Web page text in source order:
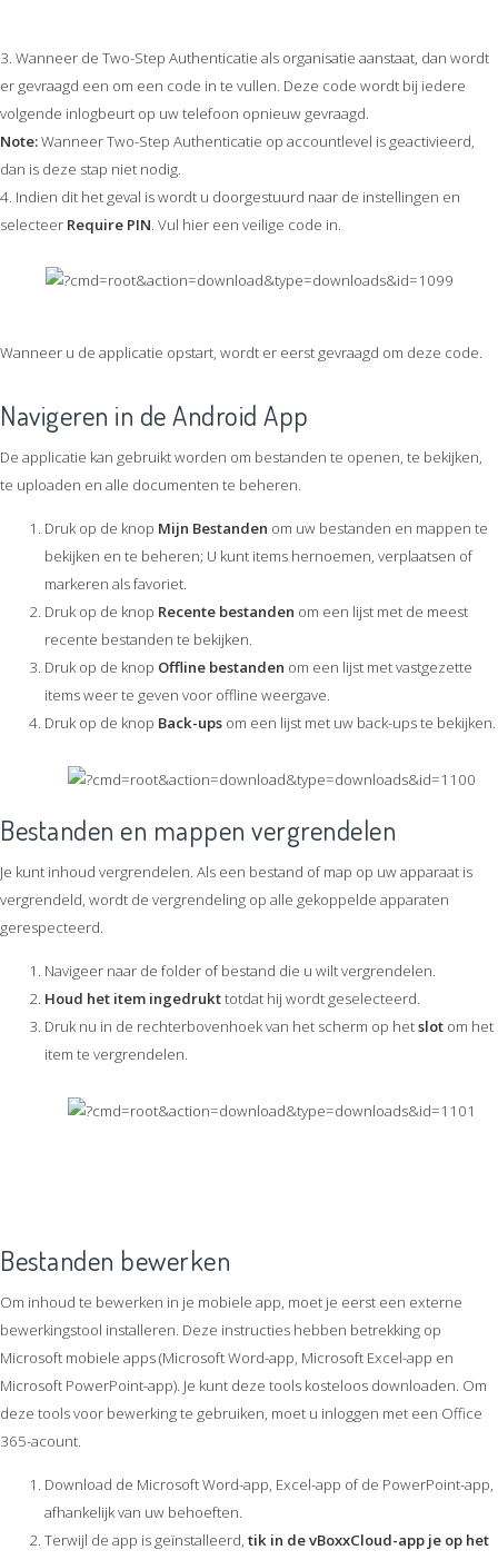
3. Wanneer de Two-Step Authenticatie als organisatie aanstaat, dan wordt
er gevraagd een om een code in te vullen. Deze code wordt bij iedere
volgende inlogbeurt op uw telefoon opnieuw gevraagd.
Note:Wanneer Two-Step Authenticatie op accountlevel is geactivieerd,
dan is deze stap niet nodig.
4. Indien dit het geval is wordt u doorgestuurd naar de instellingen en
selecteer Require PIN . Vul hier een veilige code in.
Wanneer u de applicatie opstart, wordt er eerst gevraagd om deze code.
Navigeren in de Android App
De applicatie kan gebruikt worden om bestanden te openen, te bekijken,
te uploaden en alle documenten te beheren.
Druk op de knop Mijn Bestanden om uw bestanden en mappen te
bekijken en te beheren; U kunt items hernoemen, verplaatsen of
markeren als favoriet.
Druk op de knop Recente bestanden om een lijst met de meest
recente bestanden te bekijken.
Druk op de knop Offline bestanden om een lijst met vastgezette
items weer te geven voor offline weergave.
Druk op de knop Back-ups om een lijst met uw back-ups te bekijken.
Bestanden en mappen vergrendelen
Je kunt inhoud vergrendelen. Als een bestand of map op uw apparaat is
vergrendeld, wordt de vergrendeling op alle gekoppelde apparaten
gerespecteerd.
Navigeer naar de folder of bestand die u wilt vergrendelen.
Houd het item ingedrukttotdat hij wordt geselecteerd.
Druk nu in de rechterbovenhoek van het scherm op hetslot om het
item te vergrendelen.
Bestanden bewerken
Om inhoud te bewerken in je mobiele app, moet je eerst een externe
bewerkingstool installeren. Deze instructies hebben betrekking op
Microsoft mobiele apps (Microsoft Word-app, Microsoft Excel-app en
Microsoft PowerPoint-app). Je kunt deze tools kosteloos downloaden. Om
deze tools voor bewerking te gebruiken, moet u inloggen met een Office
365-acount.
Download de Microsoft Word-app, Excel-app of de PowerPoint-app,
afhankelijk van uw behoeften.
Terwijl de app is geïnstalleerd, tik in de vBoxxCloud-app je op het